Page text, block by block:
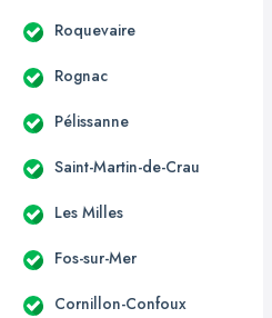
Roquevaire
Rognac
Pélissanne
Saint-Martin-de-Crau
Les Milles
Fos-sur-Mer
Cornillon-Confoux